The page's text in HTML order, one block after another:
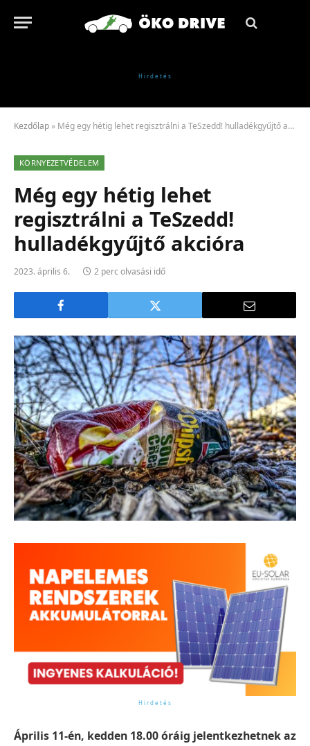
Kezdőlap » Még egy hétig lehet regisztrálni a TeSzedd! hulladékgyűjtő akcióra
KÖRNYEZETVÉDELEM
Még egy hétig lehet
regisztrálni a TeSzedd!
hulladékgyűjtő akcióra
2023. április 6. 2 perc olvasási idő
Április 11-én, kedden 18.00 óráig jelentkezhetnek az